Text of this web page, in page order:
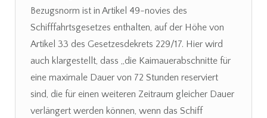
Bezugsnorm ist in Artikel 49-novies des
Schifffahrtsgesetzes enthalten, auf der Höhe von
Artikel 33 des Gesetzesdekrets 229/17. Hier wird
auch klargestellt, dass „die Kaimauerabschnitte für
eine maximale Dauer von 72 Stunden reserviert
sind, die für einen weiteren Zeitraum gleicher Dauer
verlängert werden können, wenn das Schiff